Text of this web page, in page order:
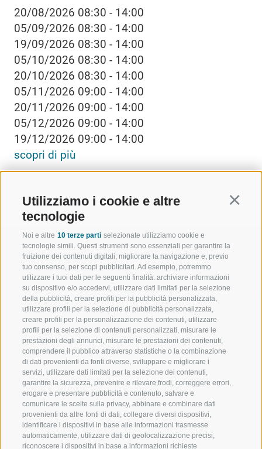
Utilizziamo i cookie e altre
tecnologie
Noi e altre 10 terze parti selezionate utilizziamo cookie e
tecnologie simili. Questi strumenti sono essenziali per garantire la
fruizione dei contenuti digitali, migliorare la navigazione e, previo
tuo consenso, per scopi pubblicitari. Ad esempio, potremmo
utilizzare i tuoi dati per le seguenti finalità: archiviare informazioni
su dispositivo e/o accedervi, utilizzare dati limitati per la selezione
della pubblicità, creare profili per la pubblicità personalizzata,
utilizzare profili per la selezione di pubblicità personalizzata,
creare profili per la personalizzazione dei contenuti, utilizzare
profili per la selezione di contenuti personalizzati, misurare le
prestazioni degli annunci, misurare le prestazioni dei contenuti,
comprendere il pubblico attraverso statistiche o la combinazione
di dati provenienti da fonti diverse, sviluppare e migliorare i
servizi, utilizzare dati limitati per la selezione dei contenuti,
garantire la sicurezza, prevenire e rilevare frodi, correggere errori,
erogare e presentare pubblicità e contenuto, salvare e
comunicare le scelte sulla privacy, abbinare e combinare dati
provenienti da altre fonti di dati, collegare diversi dispositivi,
identificare i dispositivi in base alle informazioni trasmesse
automaticamente, utilizzare dati di geolocalizzazione precisi,
riconoscere i dispositivi in base a informazioni richieste
20/08/2026 08:30 - 14:00
05/09/2026 08:30 - 14:00
19/09/2026 08:30 - 14:00
05/10/2026 08:30 - 14:00
20/10/2026 08:30 - 14:00
05/11/2026 09:00 - 14:00
20/11/2026 09:00 - 14:00
05/12/2026 09:00 - 14:00
19/12/2026 09:00 - 14:00
scopri di più
BENVENUTI NELLA REGIONE
TURISTICA DI RACINES
VAL GIOVO
VAL RACINES
VAL RIDANNA
IMPIANTI DI RISALITA
SCUOLA DI SCI RACINES
SPORT E
MOMENTI
SCIARE
ESCURSIONI
ALTA
BIKE
FONDO